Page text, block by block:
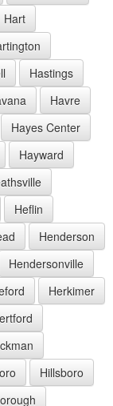
Hart
Hastings
Havre
Hayes Center
Hayward
Heflin
Henderson
Hendersonville
Herkimer
Hillsboro